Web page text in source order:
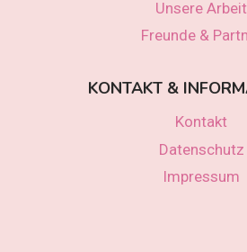
Unsere Arbeit
Freunde &
KONTAKT &
Kontakt
Datenschutz
Impressum